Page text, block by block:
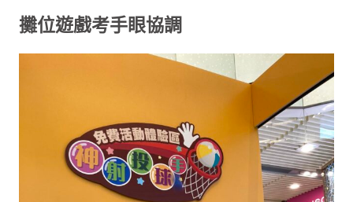
攤位遊戲考手眼協調